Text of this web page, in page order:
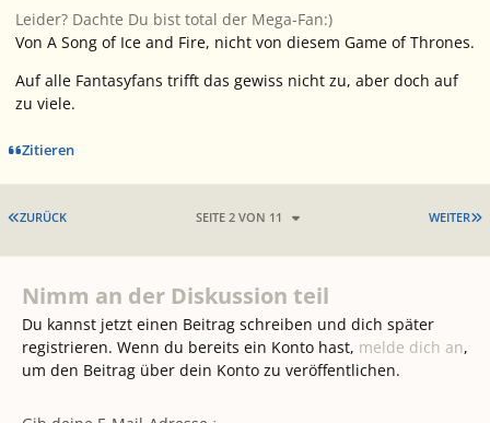
Leider? Dachte Du bist total der Mega-Fan:)
Von A Song of Ice and Fire, nicht von diesem Game of Thrones.
Auf alle Fantasyfans trifft das gewiss nicht zu, aber doch auf
zu viele.
Zitieren
ERSTE SEITE
ZURÜCK WEITER
SEITE 2 VON 11
Nimm an der Diskussion teil
Du kannst jetzt einen Beitrag schreiben und dich später
registrieren. Wenn du bereits ein Konto hast, melde dich an,
um den Beitrag über dein Konto zu veröffentlichen.